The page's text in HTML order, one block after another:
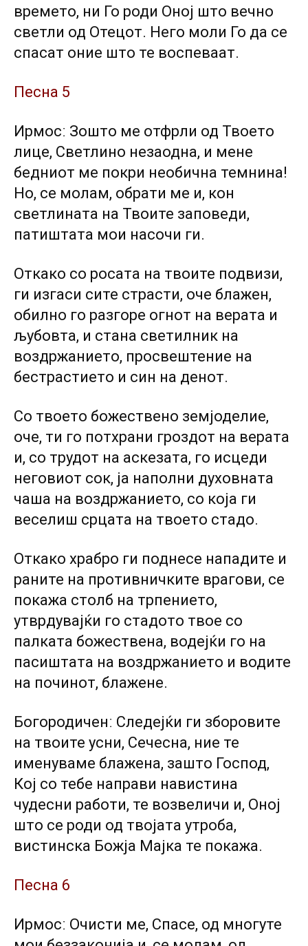
времето, ни Го роди Оној што вечно
светли од Отецот. Него моли Го да се
спасат оние што те воспеваат.
Песна 5
Ирмосː Зошто ме отфрли од Твоето
лице, Светлино незаодна, и мене
бедниот ме покри необична темнина!
Но, се молам, обрати ме и, кон
светлината на Твоите заповеди,
патиштата мои насочи ги.
Откако со росата на твоите подвизи,
ги изгаси сите страсти, оче блажен,
обилно го разгоре огнот на верата и
љубовта, и стана светилник на
воздржанието, просвештение на
бестрастието и син на денот.
Со твоето божествено земјоделие,
оче, ти го потхрани гроздот на верата
и, со трудот на аскезата, го исцеди
неговиот сок, ја наполни духовната
чаша на воздржанието, со која ги
веселиш срцата на твоето стадо.
Откако храбро ги поднесе нападите и
раните на противничките врагови, се
покажа столб на трпението,
утврдувајќи го стадото твое со
палката божествена, водејќи го на
пасиштата на воздржанието и водите
на починот, блажене.
Богородиченː Следејќи ги зборовите
на твоите усни, Сечесна, ние те
именуваме блажена, зашто Господ,
Кој со тебе направи навистина
чудесни работи, те возвеличи и, Оној
што се роди од твојата утроба,
вистинска Божја Мајка те покажа.
Песна 6
Ирмосː Очисти ме, Спасе, од многуте